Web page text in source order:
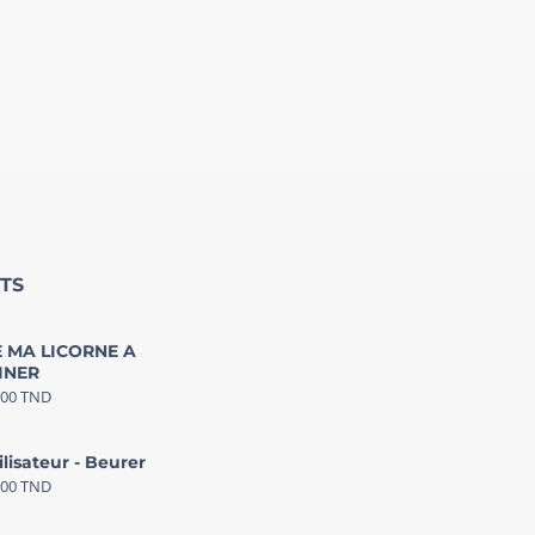
MA LICORNE A
TND
- Beurer
TND